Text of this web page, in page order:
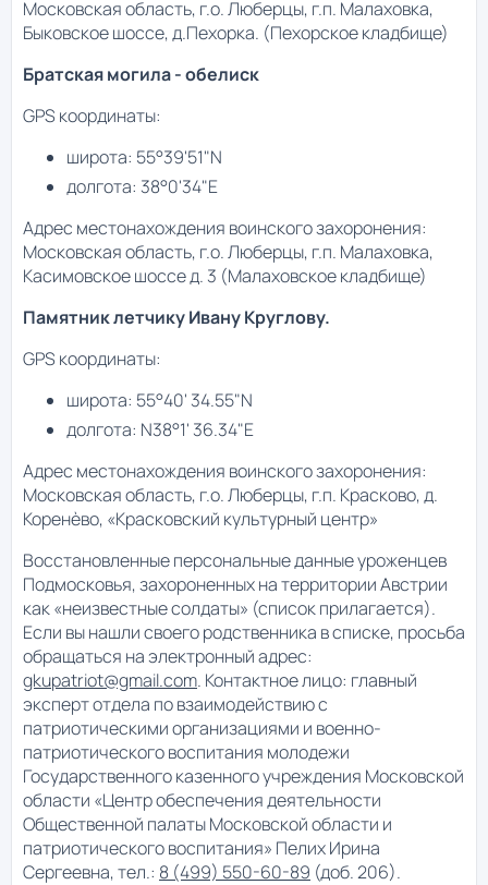
Московская область, г.о. Люберцы, г.п. Малаховка,
Быковское шоссе, д.Пехорка. (Пехорское кладбище)
Братская могила - обелиск
GPS координаты:
широта: 55°39'51"N
долгота: 38°0'34"E
Адрес местонахождения воинского захоронения:
Московская область, г.о. Люберцы, г.п. Малаховка,
Касимовское шоссе д. 3 (Малаховское кладбище)
Памятник летчику Ивану Круглову.
GPS координаты:
широта: 55°40' 34.55"N
долгота: N38°1' 36.34"E
Адрес местонахождения воинского захоронения:
Московская область, г.о. Люберцы, г.п. Красково, д.
Коренѐво, «Красковский культурный центр»
Восстановленные персональные данные уроженцев
Подмосковья, захороненных на территории Австрии
как «неизвестные солдаты» (список прилагается).
Если вы нашли своего родственника в списке, просьба
обращаться на электронный адрес:
gkupatriot@gmail.com. Контактное лицо: главный
эксперт отдела по взаимодействию с
патриотическими организациями и военно-
патриотического воспитания молодежи
Государственного казенного учреждения Московской
области «Центр обеспечения деятельности
Общественной палаты Московской области и
патриотического воспитания» Пелих Ирина
Сергеевна, тел.: 8 (499) 550-60-89 (доб. 206).